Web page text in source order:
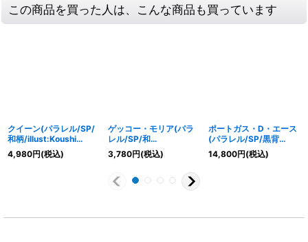
この商品を買った人は、こんな商品も買っています
クイーン(パラレル/SP/
和柄/illust:Koushi
Rokushiro)【SP】
{ST04-005[OP08]}
4,980円(税込)
ゲッコー・モリア(パラ
レル/SP/和
柄/illust:Anderson)
【SP】{ST03-
3,780円(税込)
ポートガス・D・エース
(パラレル/SP/黒背
景/illust:otton)【SP】
{ST13-011[OP12]}
14,800円(税込)